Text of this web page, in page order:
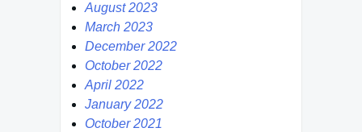
August 2023
March 2023
December 2022
October 2022
April 2022
January 2022
October 2021